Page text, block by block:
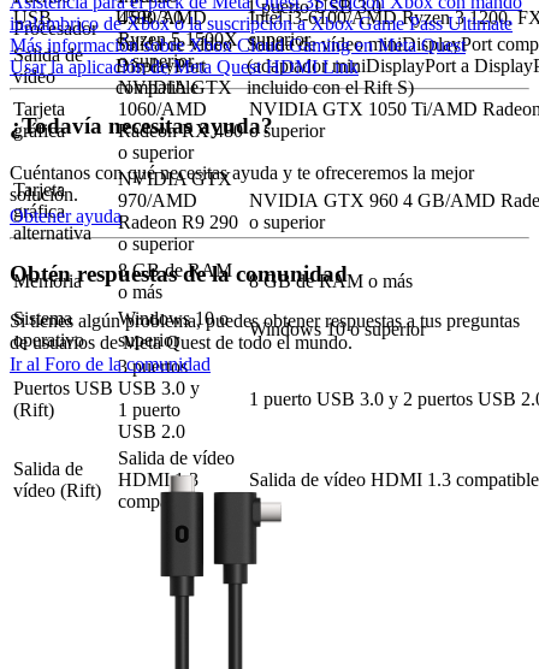
USB
USB 3.0
1 puerto USB 3.0
Salida de
vídeo
Salida de vídeo
DisplayPort
compatible
Salida de vídeo miniDisplayPort
(adaptador miniDisplayPort a
incluido con el Rift S)
Procesador
4590/AMD
Ryzen 5 1500X
o superior
Intel i3-6100/AMD Ryzen 3 1200,
superior
Tarjeta
gráfica
NVIDIA GTX
1060/AMD
Radeon RX 480
o superior
NVIDIA GTX 1050 Ti/AMD
o superior
Tarjeta
gráfica
alternativa
NVIDIA GTX
970/AMD
Radeon R9 290
o superior
NVIDIA GTX 960 4 GB/AMD
o superior
Memoria
8 GB de RAM
o más
8 GB de RAM o más
Sistema
operativo
Windows 10 o
superior
Windows 10 o superior
Puertos USB
(Rift)
3 puertos
USB 3.0 y
1 puerto
USB 2.0
1 puerto USB 3.0 y 2 puertos USB
Salida de
vídeo (Rift)
Salida de vídeo
HDMI 1.3
compatible
Salida de vídeo HDMI 1.3 compatible
inalámbrico de Xbox o la suscripción a Xbox Game Pass Ultimate
Más información sobre Xbox Cloud Gaming en Meta Quest
Usar la aplicación de Meta Quest HDMI Link
¿Todavía necesitas ayuda?
Cuéntanos con qué necesitas ayuda y te ofreceremos la mejor
solución.
Obtener ayuda
Obtén respuestas de la comunidad
Si tienes algún problema, puedes obtener respuestas a tus preguntas
de usuarios de Meta Quest de todo el mundo.
Ir al Foro de la comunidad